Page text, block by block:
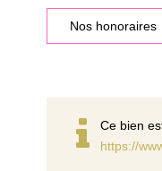
Nos honoraires
Ce bien
https://